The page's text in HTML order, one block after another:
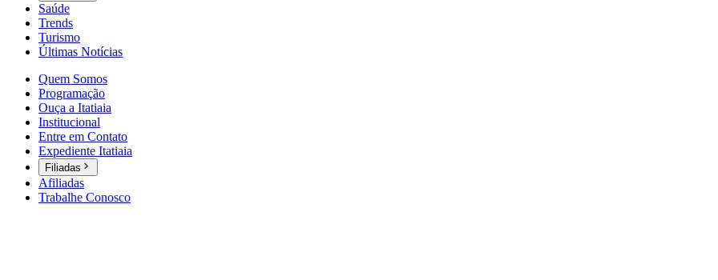
Saúde
Trends
Turismo
Últimas Notícias
Quem Somos
Programação
Ouça a Itatiaia
Institucional
Entre em Contato
Expediente Itatiaia
Filiadas
Afiliadas
Trabalhe Conosco